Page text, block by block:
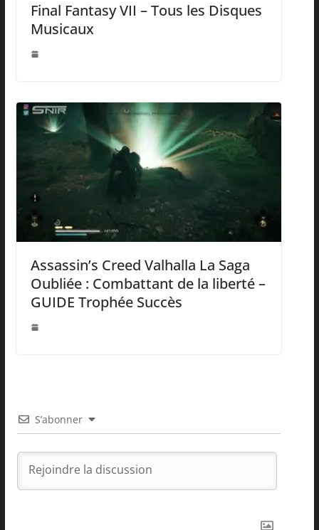
Final Fantasy VII – Tous les Disques
Musicaux
Assassin’s Creed Valhalla La Saga
Oubliée : Combattant de la liberté –
GUIDE Trophée Succès
S’abonner